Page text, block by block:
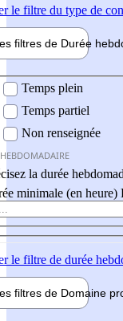
le filtre du type de
filtres de Durée
Temps plein
Temps partiel
Non renseignée
la durée
minimale (en heure)
le filtre de durée
filtres de Domaine